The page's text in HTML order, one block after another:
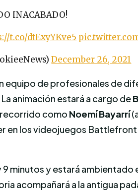
INACABADO!
t.co/dtExyYKve5
December 26, 2021
equipo de profesionales de
animación estará a cargo de
como Noemí Bayarrí
en los videojuegos
9 minutos y estará
acompañará a la antigua